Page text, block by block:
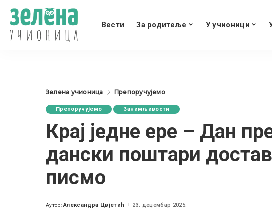
Вести За родитеље У учионици
Зелена учионица Препоручујемо
Препоручујемо Занимљивости
Крај једне ере – Дан
дански поштари
писмо
Posted
Аутор: Александра Цвјетић 23. децембар 2025.